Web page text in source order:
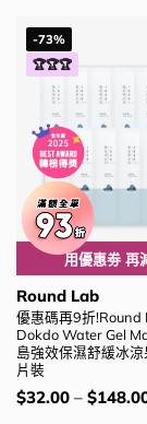
-73%
🏆🏆🏆
用優惠劵 再
Round Lab
優惠碼再9折!Round
Dokdo Water Gel
島強效保濕舒緩冰
片裝
價
錢：
$32.00– $